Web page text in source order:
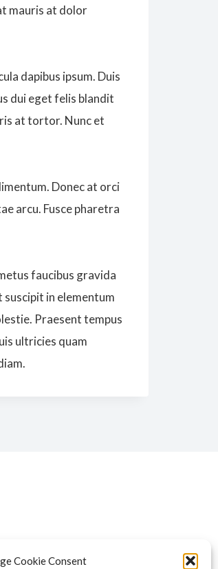
Cookie Consent
mauris at dolor
dapibus ipsum. Duis
dui eget felis blandit
at tortor. Nunc et
Donec at orci
arcu. Fusce pharetra
faucibus gravida
suscipit in elementum
Praesent tempus
ultricies quam